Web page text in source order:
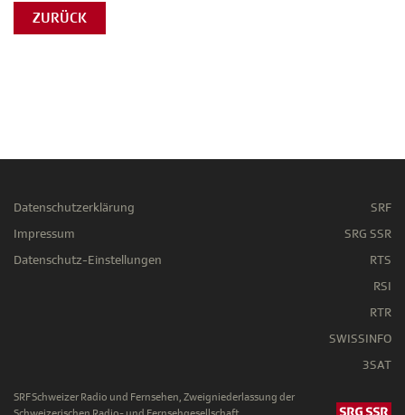
ZURÜCK
Datenschutzerklärung
Impressum
Datenschutz-Einstellungen
SRF
SRG SSR
RTS
RSI
RTR
SWISSINFO
3SAT
SRF Schweizer Radio und Fernsehen, Zweigniederlassung der